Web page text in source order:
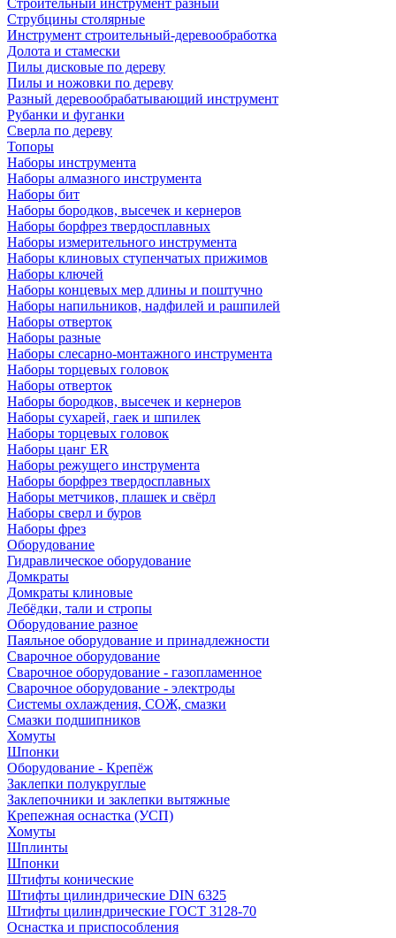
Строительный инструмент разный
Струбцины столярные
Инструмент строительный-деревообработка
Долота и стамески
Пилы дисковые по дереву
Пилы и ножовки по дереву
Разный деревообрабатывающий инструмент
Рубанки и фуганки
Сверла по дереву
Топоры
Наборы инструмента
Наборы алмазного инструмента
Наборы бит
Наборы бородков, высечек и кернеров
Наборы борфрез твердосплавных
Наборы измерительного инструмента
Наборы клиновых ступенчатых прижимов
Наборы ключей
Наборы концевых мер длины и поштучно
Наборы напильников, надфилей и рашпилей
Наборы отверток
Наборы разные
Наборы слесарно-монтажного инструмента
Наборы торцевых головок
Наборы отверток
Наборы бородков, высечек и кернеров
Наборы сухарей, гаек и шпилек
Наборы торцевых головок
Наборы цанг ER
Наборы режущего инструмента
Наборы борфрез твердосплавных
Наборы метчиков, плашек и свёрл
Наборы сверл и буров
Наборы фрез
Оборудование
Гидравлическое оборудование
Домкраты
Домкраты клиновые
Лебёдки, тали и стропы
Оборудование разное
Паяльное оборудование и принадлежности
Сварочное оборудование
Сварочное оборудование - газопламенное
Сварочное оборудование - электроды
Системы охлаждения, СОЖ, смазки
Смазки подшипников
Хомуты
Шпонки
Оборудование - Крепёж
Заклепки полукруглые
Заклепочники и заклепки вытяжные
Крепежная оснастка (УСП)
Хомуты
Шплинты
Шпонки
Штифты конические
Штифты цилиндрические DIN 6325
Штифты цилиндрические ГОСТ 3128-70
Оснастка и приспособления